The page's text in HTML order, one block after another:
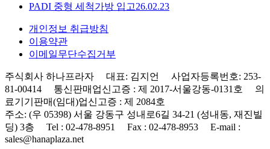
PADI 중형 세척가방 입고26.02.23
개인정보 취급방침
이용약관
이메일무단수집거부
주식회사 하나프라자 대표: 김지언 사업자등록번호: 253-
81-00414 통신판매업신고증 : 제 2017-서울강동-0131호 의
료기기판매(임대)업신고증 : 제 2084호
주소: (우 05398) 서울 강동구 성내로6길 34-21 (성내동, 재진빌
딩) 3층 Tel : 02-478-8951 Fax : 02-478-8953 E-mail :
sales@hanaplaza.net